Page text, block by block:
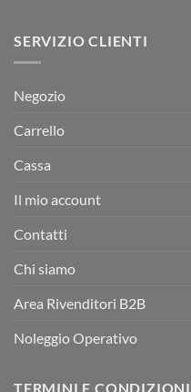
SERVIZIO CLIENTI
Negozio
Carrello
Cassa
Il mio account
Contatti
Chi siamo
Area Rivenditori B2B
Noleggio Operativo
TERMINI E CONDIZIONI